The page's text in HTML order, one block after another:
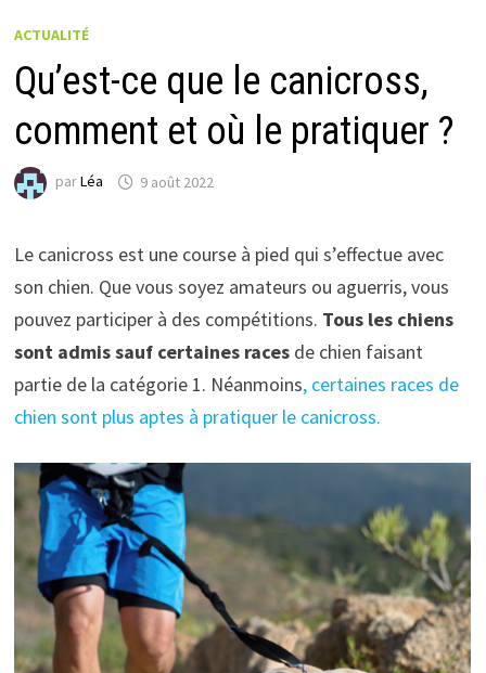
ACTUALITÉ
Qu’est-ce que le canicross,
comment et où le pratiquer ?
parLéa 9 août 2022
Le canicross est une course à pied qui s’effectue avec
son chien. Que vous soyez amateurs ou aguerris, vous
pouvez participer à des compétitions. Tous les chiens
sont admis sauf certaines races de chien faisant
partie de la catégorie 1. Néanmoins, certaines races de
chien sont plus aptes à pratiquer le canicross.